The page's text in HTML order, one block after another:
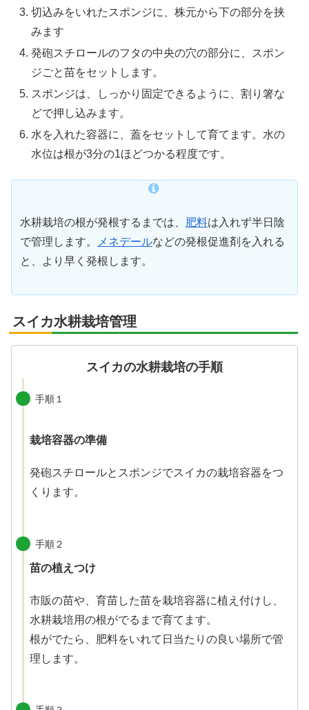
切込みをいれたスポンジに、株元から下の部分を挟
みます
発砲スチロールのフタの中央の穴の部分に、スポン
ジごと苗をセットします。
スポンジは、しっかり固定できるように、割り箸な
どで押し込みます。
水を入れた容器に、蓋をセットして育てます。水の
水位は根が3分の1ほどつかる程度です。
水耕栽培の根が発根するまでは、 肥料は入れず半日陰
で管理します。
メネデールなどの発根促進剤を入れる
と、より早く発根します。
スイカ水耕栽培管理
スイカの水耕栽培の手順
手順１
栽培容器の準備
発砲スチロールとスポンジでスイカの栽培容器をつ
くります。
手順２
苗の植えつけ
市販の苗や、育苗した苗を栽培容器に植え付けし、
水耕栽培用の根がでるまで育てます。
根がでたら、肥料をいれて日当たりの良い場所で管
理します。